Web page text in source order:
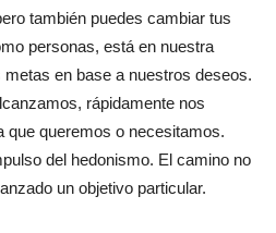
también puedes cambiar tus
personas, está en nuestra
en base a nuestros deseos.
rápidamente nos
que queremos o necesitamos.
del hedonismo. El camino no
un objetivo particular.